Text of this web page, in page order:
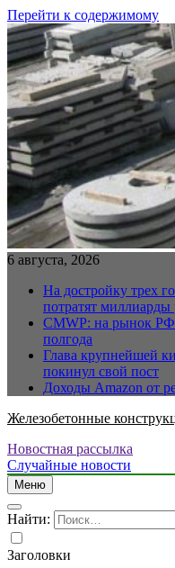
Перейти к содержимому
6 августа, 2026
На достройку трех
потратят миллиарды
CMWP: на рынок
полгода
Глава крупнейшей
покинул свой пост
Доходы Amazon от
Железобетонные
Новостная рассылка
Случайные новости
Меню
Найти:
Заголовки